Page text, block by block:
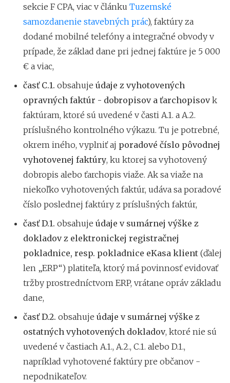
sekcie F CPA, viac v článku Tuzemské
samozdanenie stavebných prác), faktúry za
dodané mobilné telefóny a integračné obvody v
prípade, že základ dane pri jednej faktúre je 5 000
€ a viac,
časť C.1. obsahuje údaje z vyhotovených
opravných faktúr - dobropisov a ťarchopisovk
faktúram, ktoré sú uvedené v časti A.1. a A.2.
príslušného kontrolného výkazu. Tu je potrebné,
okrem iného, vyplniť aj poradové číslo pôvodnej
vyhotovenej faktúry, ku ktorej sa vyhotovený
dobropis alebo ťarchopis viaže. Ak sa viaže na
niekoľko vyhotovených faktúr, udáva sa poradové
číslo poslednej faktúry z príslušných faktúr,
časť D.1. obsahuje údaje v sumárnej výške z
dokladov z elektronickej registračnej
pokladnice, resp. pokladnice eKasa klient (ďalej
len „ERP“) platiteľa, ktorý má povinnosť evidovať
tržby prostredníctvom ERP, vrátane opráv základu
dane,
časť D.2. obsahuje údaje v sumárnej výške z
ostatných vyhotovených dokladov, ktoré nie sú
uvedené v častiach A.1., A.2., C.1. alebo D.1.,
napríklad vyhotovené faktúry pre občanov -
nepodnikateľov.